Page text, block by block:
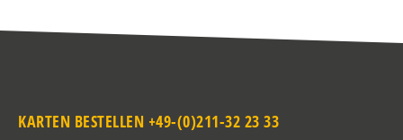
KARTEN BESTELLEN +49-(0)211-32 23 33